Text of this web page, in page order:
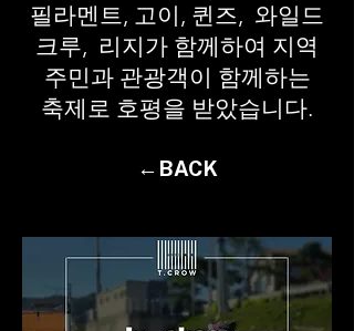
필라멘트, 고이, 퀸즈, 와일드
크루, 리지가 함께하여 지역
주민과 관광객이 함께하는
축제로 호평을 받았습니다.
←BACK